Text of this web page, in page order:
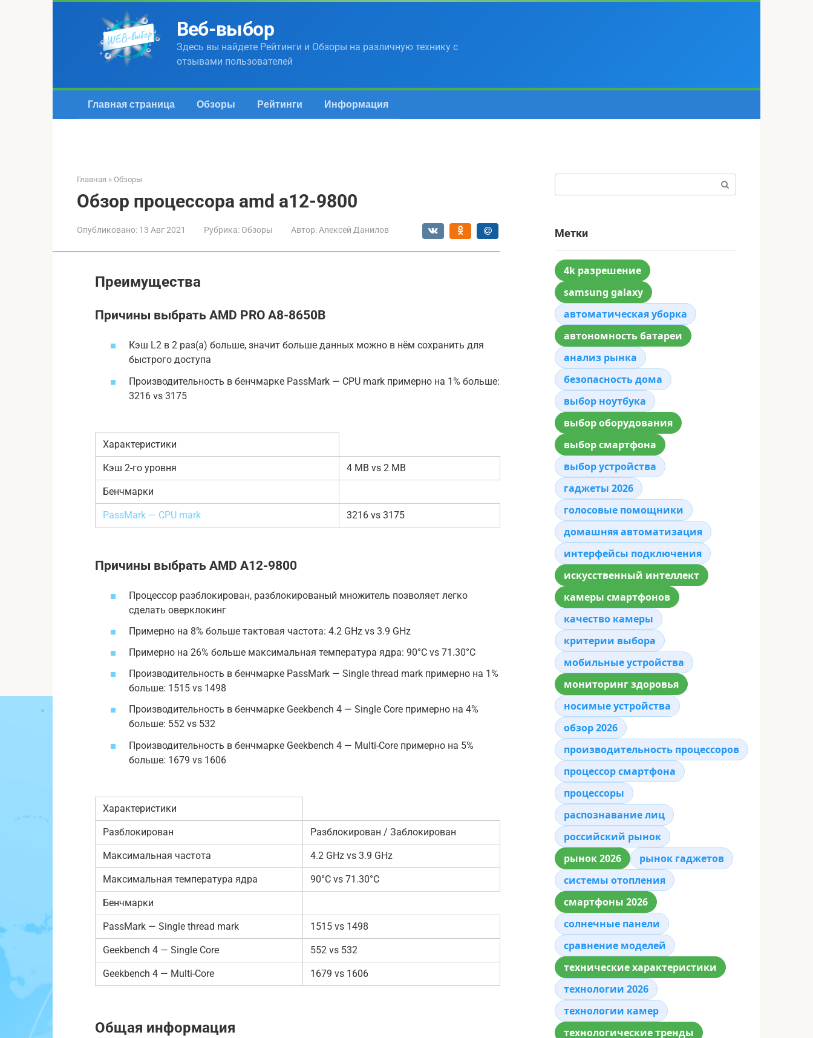
Веб-выбор
Здесь вы найдете Рейтинги и Обзоры на различную технику с
отзывами пользователей
Главная страница Обзоры Рейтинги Информация
Главная » Обзоры
Обзор процессора amd a12-9800
Опубликовано: 13 Авг 2021 Рубрика: Обзоры Автор: Алексей Данилов
Преимущества
Причины выбрать AMD PRO A8-8650B
Кэш L2 в 2 раз(а) больше, значит больше данных можно в нём сохранить для
быстрого доступа
Производительность в бенчмарке PassMark — CPU mark примерно на 1% больше:
3216 vs 3175
Характеристики
Кэш 2-го уровня 4 MB vs 2 MB
Бенчмарки
PassMark — CPU mark 3216 vs 3175
Причины выбрать AMD A12-9800
Процессор разблокирован, разблокированый множитель позволяет легко
сделать оверклокинг
Примерно на 8% больше тактовая частота: 4.2 GHz vs 3.9 GHz
Примерно на 26% больше максимальная температура ядра: 90°C vs 71.30°C
Производительность в бенчмарке PassMark — Single thread mark примерно на 1%
больше: 1515 vs 1498
Производительность в бенчмарке Geekbench 4 — Single Core примерно на 4%
больше: 552 vs 532
Производительность в бенчмарке Geekbench 4 — Multi-Core примерно на 5%
больше: 1679 vs 1606
Характеристики
Разблокирован Разблокирован / Заблокирован
Максимальная частота 4.2 GHz vs 3.9 GHz
Максимальная температура ядра 90°C vs 71.30°C
Бенчмарки
PassMark — Single thread mark 1515 vs 1498
Geekbench 4 — Single Core 552 vs 532
Geekbench 4 — Multi-Core 1679 vs 1606
Общая информация
Метки
4k разрешение
samsung galaxy
автоматическая уборка
автономность батареи
анализ рынка
безопасность дома
выбор ноутбука
выбор оборудования
выбор смартфона
выбор устройства
гаджеты 2026
голосовые помощники
домашняя автоматизация
интерфейсы подключения
искусственный интеллект
камеры смартфонов
качество камеры
критерии выбора
мобильные устройства
мониторинг здоровья
носимые устройства
обзор 2026
производительность процессоров
процессор смартфона
процессоры
распознавание лиц
российский рынок
рынок 2026
рынок гаджетов
системы отопления
смартфоны 2026
солнечные панели
сравнение моделей
технические характеристики
технологии 2026
технологии камер
технологические тренды